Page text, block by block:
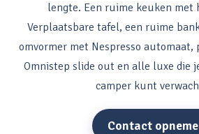
lengte. Een ruime keuken met
Verplaatsbare tafel, een ruime
omvormer met Nespresso
Omnistep slide out en alle luxe die
camper kunt
Contact